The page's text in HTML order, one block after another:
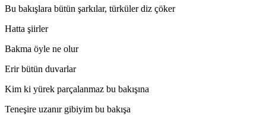
Bu bakışlara bütün şarkılar, türküler diz çöker
Hatta şiirler
Bakma öyle ne olur
Erir bütün duvarlar
Kim ki yürek parçalanmaz bu bakışına
Teneşire uzanır gibiyim bu bakışa